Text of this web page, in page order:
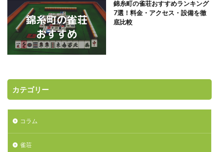
錦糸町の雀荘おすすめランキング
7選！料金・アクセス・設備を徹
底比較
カテゴリー
コラム
雀荘